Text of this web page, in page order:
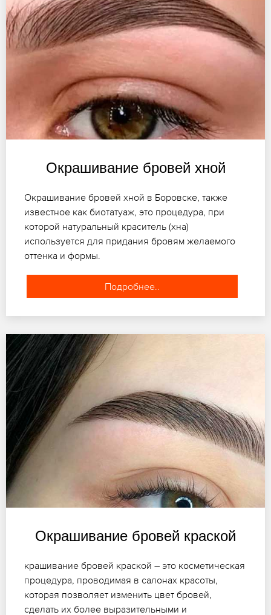
Окрашивание бровей хной
Окрашивание бровей хной в Боровске, также
известное как биотатуаж, это процедура, при
которой натуральный краситель (хна)
используется для придания бровям желаемого
оттенка и формы.
Подробнее..
Окрашивание бровей краской
крашивание бровей краской – это косметическая
процедура, проводимая в салонах красоты,
которая позволяет изменить цвет бровей,
сделать их более выразительными и